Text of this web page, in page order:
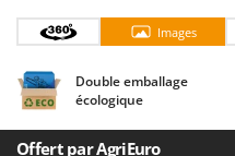
Chaudrons
Cisailles à gazon à
Cisailles taille-haies
Climatiseurs
Compresseurs d'air
Barbieri
Batavia
Benassi
Berkel
Images
Double emballage
écologique
Offert par AgriEuro